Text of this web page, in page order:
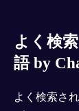
よく検
語 by
よく検索さ